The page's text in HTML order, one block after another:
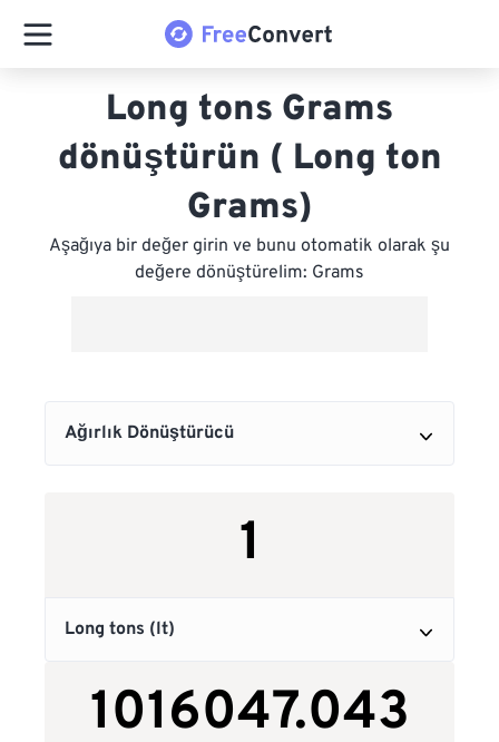
Long tons Grams
dönüştürün ( Long ton
Grams)
Aşağıya bir değer girin ve bunu otomatik olarak şu
değere dönüştürelim: Grams